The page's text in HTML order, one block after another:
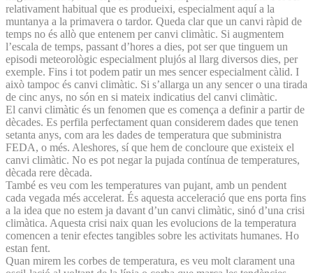
relativament habitual que es produeixi, especialment aquí a la
muntanya a la primavera o tardor. Queda clar que un canvi ràpid de
temps no és allò que entenem per canvi climàtic. Si augmentem
l’escala de temps, passant d’hores a dies, pot ser que tinguem un
episodi meteorològic especialment plujós al llarg diversos dies, per
exemple. Fins i tot podem patir un mes sencer especialment càlid. I
això tampoc és canvi climàtic. Si s’allarga un any sencer o una tirada
de cinc anys, no són en si mateix indicatius del canvi climàtic.
El canvi climàtic és un fenomen que es comença a definir a partir de
dècades. Es perfila perfectament quan considerem dades que tenen
setanta anys, com ara les dades de temperatura que subministra
FEDA, o més. Aleshores, sí que hem de concloure que existeix el
canvi climàtic. No es pot negar la pujada contínua de temperatures,
dècada rere dècada.
També es veu com les temperatures van pujant, amb un pendent
cada vegada més accelerat. És aquesta acceleració que ens porta fins
a la idea que no estem ja davant d’un canvi climàtic, sinó d’una crisi
climàtica. Aquesta crisi naix quan les evolucions de la temperatura
comencen a tenir efectes tangibles sobre les activitats humanes. Ho
estan fent.
Quan mirem les corbes de temperatura, es veu molt clarament una